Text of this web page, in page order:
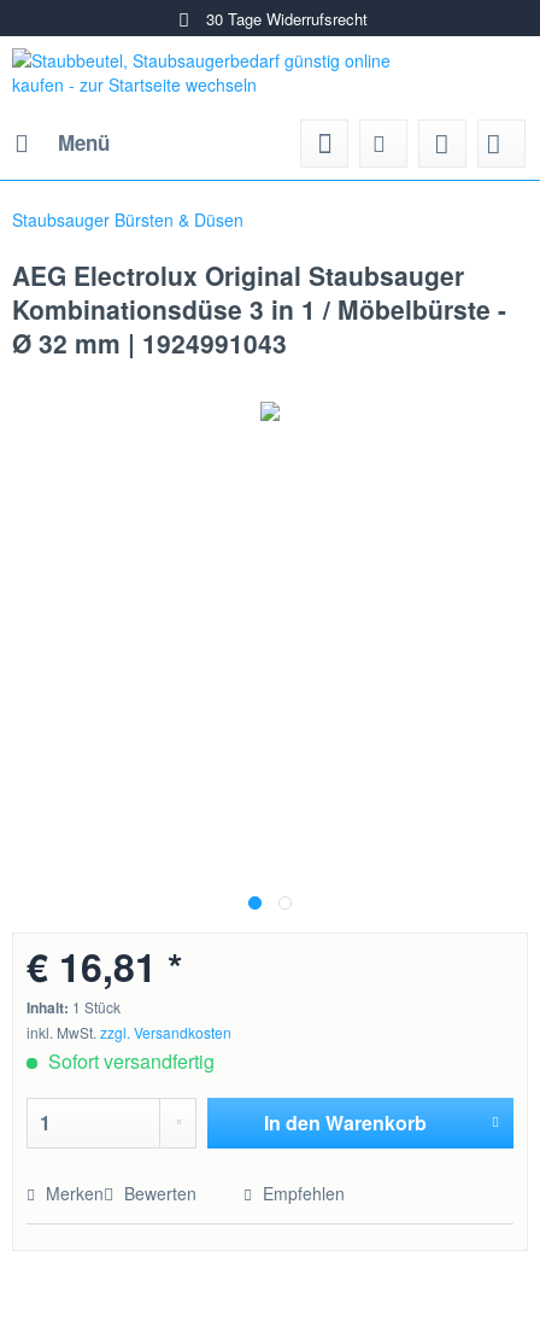
30 Tage Widerrufsrecht
Menü
Staubsauger Bürsten & Düsen
AEG Electrolux Original Staubsauger
Kombinationsdüse 3 in 1 / Möbelbürste -
Ø 32 mm | 1924991043
€ 16,81 *
Inhalt: 1 Stück
inkl. MwSt.zzgl. Versandkosten
Sofort versandfertig
In den Warenkorb
Merken Bewerten Empfehlen